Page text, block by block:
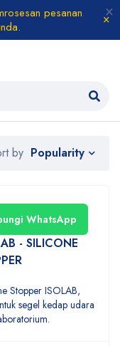
pesanan
by Popularity
WhatsApp
- SILICONE
Stopper ISOLAB,
segel kedap udara